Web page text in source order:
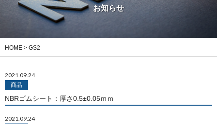
お知らせ
HOME > GS2
2021.09.24
商品
NBRゴムシート：厚さ0.5±0.05ｍｍ
2021.09.24